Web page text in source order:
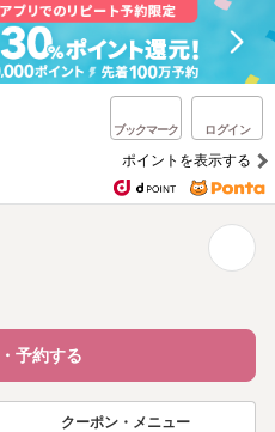
ブックマーク ログイン
ポイントを表示する
予約する
クーポン・メニュー